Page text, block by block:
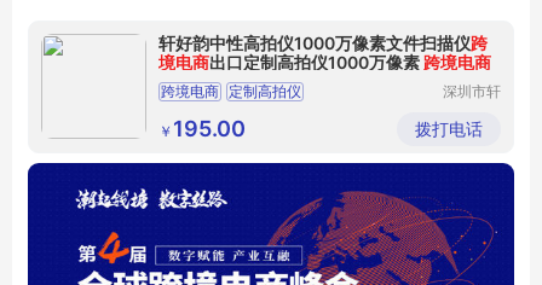
轩好韵中性高拍仪1000万像素文件扫描仪跨
境电商出口定制高拍仪1000万像素跨境电商
跨境电商 定制高拍仪
深圳市轩
有限公司
￥ 195.00 拨打电话